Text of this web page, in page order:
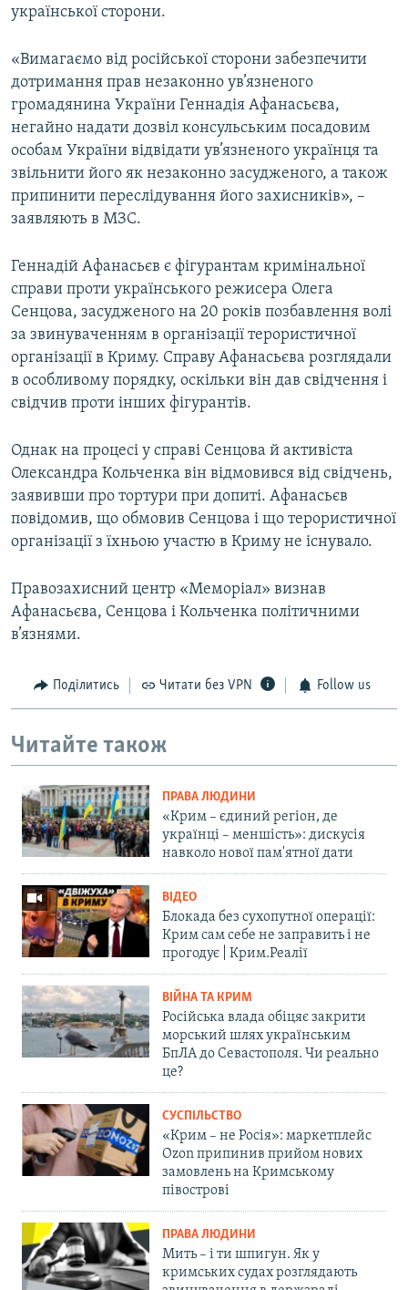
української сторони.
«Вимагаємо від російської сторони забезпечити
дотримання прав незаконно ув’язненого
громадянина України Геннадія Афанасьєва,
негайно надати дозвіл консульським посадовим
особам України відвідати ув’язненого українця та
звільнити його як незаконно засудженого, а також
припинити переслідування його захисників», –
заявляють в МЗС.
Геннадій Афанасьєв є фігурантам кримінальної
справи проти українського режисера Олега
Сенцова, засудженого на 20 років позбавлення волі
за звинуваченням в організації терористичної
організації в Криму. Справу Афанасьєва розглядали
в особливому порядку, оскільки він дав свідчення і
свідчив проти інших фігурантів.
Однак на процесі у справі Сенцова й активіста
Олександра Кольченка він відмовився від свідчень,
заявивши про тортури при допиті. Афанасьєв
повідомив, що обмовив Сенцова і що терористичної
організації з їхньою участю в Криму не існувало.
Правозахисний центр «Меморіал» визнав
Афанасьєва, Сенцова і Кольченка політичними
в’язнями.
Поділитись Читати без VPN Follow us
Читайте також
ПРАВА ЛЮДИНИ
«Крим – єдиний регіон, де
українці – меншість»: дискусія
навколо нової пам'ятної дати
ВІДЕО
Блокада без сухопутної операції:
Крим сам себе не заправить і не
прогодує | Крим.Реалії
ВІЙНА ТА КРИМ
Російська влада обіцяє закрити
морський шлях українським
БпЛА до Севастополя. Чи реально
це?
СУСПІЛЬСТВО
«Крим – не Росія»: маркетплейс
Ozon припинив прийом нових
замовлень на Кримському
півострові
ПРАВА ЛЮДИНИ
Мить – і ти шпигун. Як у
кримських судах розглядають